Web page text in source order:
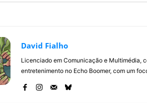
David Fialho
Licenciado em Comunicação e Multimédia,
entretenimento no Echo Boomer, com um